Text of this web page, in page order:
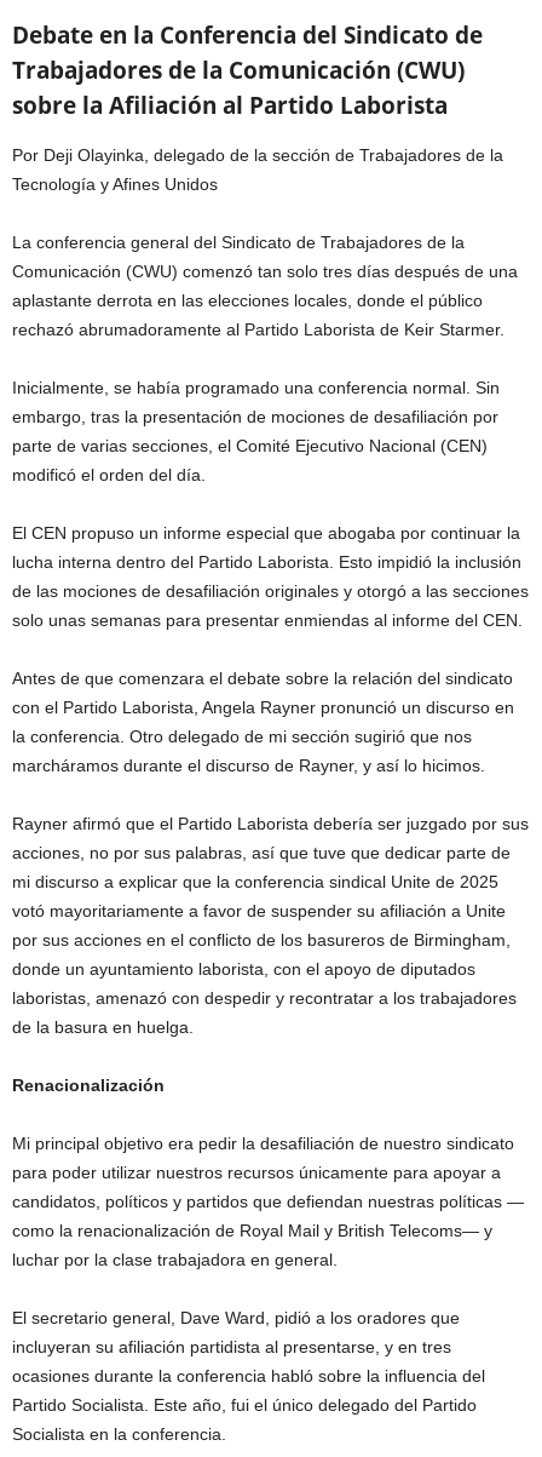
Debate en la Conferencia del Sindicato de
Trabajadores de la Comunicación (CWU)
sobre la Afiliación al Partido Laborista
Por Deji Olayinka, delegado de la sección de Trabajadores de la
Tecnología y Afines Unidos
La conferencia general del Sindicato de Trabajadores de la
Comunicación (CWU) comenzó tan solo tres días después de una
aplastante derrota en las elecciones locales, donde el público
rechazó abrumadoramente al Partido Laborista de Keir Starmer.
Inicialmente, se había programado una conferencia normal. Sin
embargo, tras la presentación de mociones de desafiliación por
parte de varias secciones, el Comité Ejecutivo Nacional (CEN)
modificó el orden del día.
El CEN propuso un informe especial que abogaba por continuar la
lucha interna dentro del Partido Laborista. Esto impidió la inclusión
de las mociones de desafiliación originales y otorgó a las secciones
solo unas semanas para presentar enmiendas al informe del CEN.
Antes de que comenzara el debate sobre la relación del sindicato
con el Partido Laborista, Angela Rayner pronunció un discurso en
la conferencia. Otro delegado de mi sección sugirió que nos
marcháramos durante el discurso de Rayner, y así lo hicimos.
Rayner afirmó que el Partido Laborista debería ser juzgado por sus
acciones, no por sus palabras, así que tuve que dedicar parte de
mi discurso a explicar que la conferencia sindical Unite de 2025
votó mayoritariamente a favor de suspender su afiliación a Unite
por sus acciones en el conflicto de los basureros de Birmingham,
donde un ayuntamiento laborista, con el apoyo de diputados
laboristas, amenazó con despedir y recontratar a los trabajadores
de la basura en huelga.
Renacionalización
Mi principal objetivo era pedir la desafiliación de nuestro sindicato
para poder utilizar nuestros recursos únicamente para apoyar a
candidatos, políticos y partidos que defiendan nuestras políticas —
como la renacionalización de Royal Mail y British Telecoms— y
luchar por la clase trabajadora en general.
El secretario general, Dave Ward, pidió a los oradores que
incluyeran su afiliación partidista al presentarse, y en tres
ocasiones durante la conferencia habló sobre la influencia del
Partido Socialista. Este año, fui el único delegado del Partido
Socialista en la conferencia.